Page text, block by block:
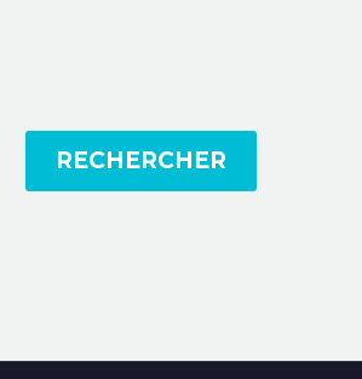
RECHERCHER